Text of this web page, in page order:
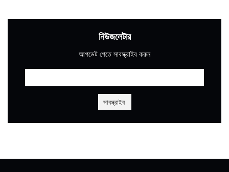
নিউজলেটার
আপডেট পেতে সাবস্ক্রাইব করুন